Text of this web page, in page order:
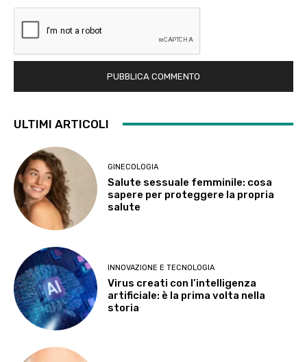
ULTIMI ARTICOLI
GINECOLOGIA
Salute sessuale femminile: cosa
sapere per proteggere la propria
salute
INNOVAZIONE E TECNOLOGIA
Virus creati con l’intelligenza
artificiale: è la prima volta nella
storia